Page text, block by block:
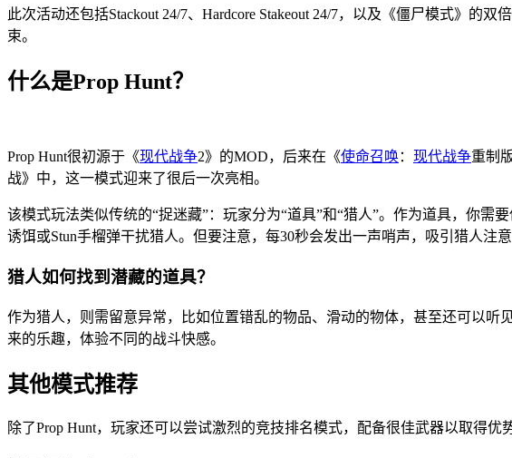
此次活动还包括Stackout 24/7、Hardcore Stakeout 24/7，以及《僵尸模式》的
束。
什么是Prop Hunt？
Prop Hunt很初源于《现代战争2》的MOD，后来在《使命召唤 ： 现代战争重制
战》中，这一模式迎来了很后一次亮相。
该模式玩法类似传统的“捉迷藏”：玩家分为“道具”和“猎人”。作为道具，你
诱饵或Stun手榴弹干扰猎人。但要注意，每30秒会发出一声哨声，吸引猎人注意
猎人如何找到潜藏的道具？
作为猎人，则需留意异常，比如位置错乱的物品、滑动的物体，甚至还可以
来的乐趣，体验不同的战斗快感。
其他模式推荐
除了Prop Hunt，玩家还可以尝试激烈的竞技排名模式，配备很佳武器以取得